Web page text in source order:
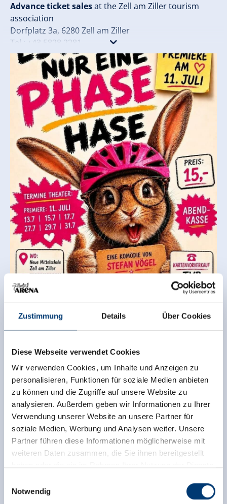
Zustimmung Details Über Cookies
Diese Webseite verwendet Cookies
Wir verwenden Cookies, um Inhalte und Anzeigen zu
personalisieren, Funktionen für soziale Medien anbieten
zu können und die Zugriffe auf unsere Website zu
analysieren. Außerdem geben wir Informationen zu Ihrer
Verwendung unserer Website an unsere Partner für
soziale Medien, Werbung und Analysen weiter. Unsere
Partner führen diese Informationen möglicherweise mit
weiteren Daten zusammen, die Sie ihnen bereitgestellt
Notwendig
Advance ticket salesat the Zell am Ziller tourism
association
Dorfplatz 3a, 6280 Zell am Ziller
Tel.: +43 5828 2281
A comedy by Stefan Vögel
Direction: Silke Sturm
Assistant director: Doris Plörer
Mon, 10.08.2026 - 20:00
Event destination
Neue MittelschuleZell am Ziller
Contact
Theaterverein Zell am Ziller
Zell am Ziller
6280 Zell am Ziller
+43 6664 3955098